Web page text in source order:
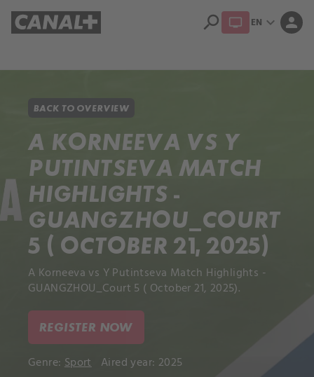
search EN expand_more person
BACK TO OVERVIEW
A KORNEEVA VS Y
PUTINTSEVA MATCH
HIGHLIGHTS -
GUANGZHOU_COURT
5 ( OCTOBER 21, 2025)
A Korneeva vs Y Putintseva Match Highlights -
GUANGZHOU_Court 5 ( October 21, 2025).
REGISTER NOW
Genre: Sport Aired year: 2025